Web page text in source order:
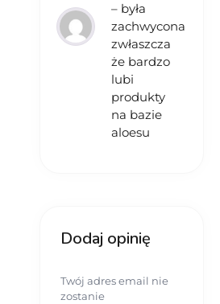
– była
zachwycona
zwłaszcza
że bardzo
lubi
produkty
na bazie
aloesu
Dodaj opinię
Twój adres email nie
zostanie